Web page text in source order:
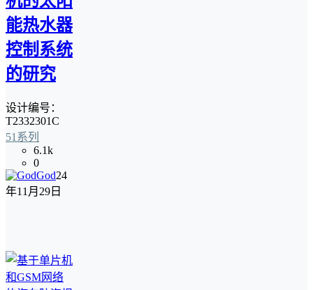
能热水器
控制系统
的研究
设计编号：
T2332301C
51系列
6.1k
0
God24
年11月29日